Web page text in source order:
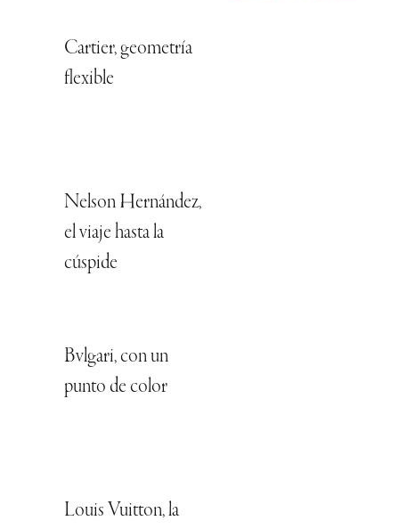
Cartier, geometría
flexible
Nelson Hernández,
el viaje hasta la
cúspide
Bvlgari, con un
punto de color
Louis Vuitton, la